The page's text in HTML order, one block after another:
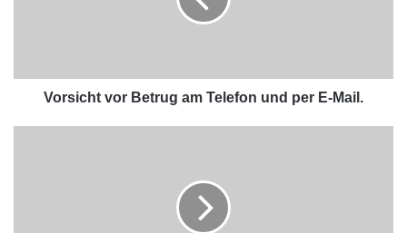
Vorsicht vor Betrug am Telefon und per E-Mail.